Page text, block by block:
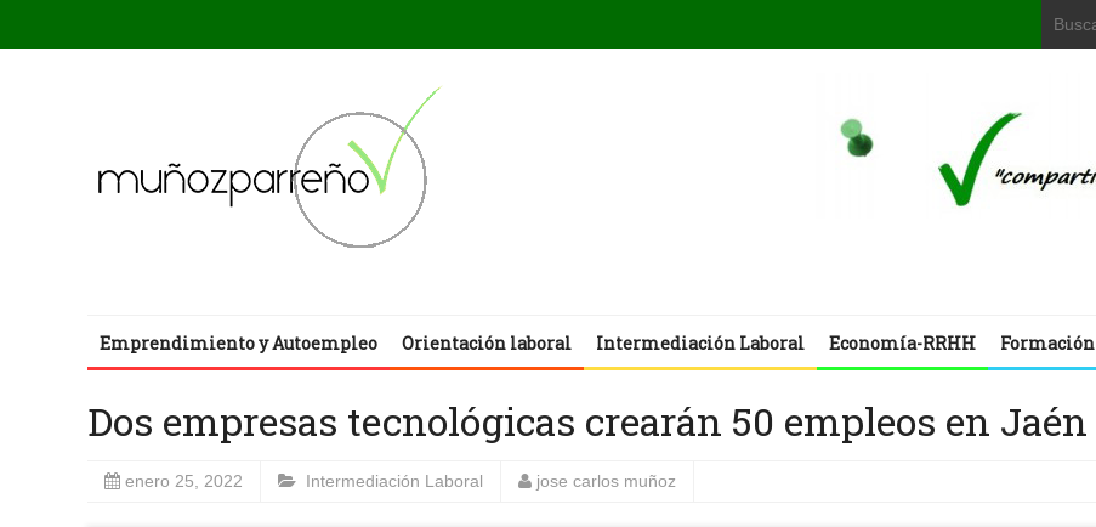
Emprendimiento y Autoempleo Orientación laboral Intermediación Laboral Economía-RRHH Formación
Dos empresas tecnológicas crearán 50 empleos en Jaén
enero 25, 2022 Intermediación Laboral jose carlos muñoz